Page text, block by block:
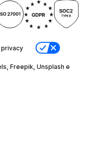
Freepik, Unsplash e